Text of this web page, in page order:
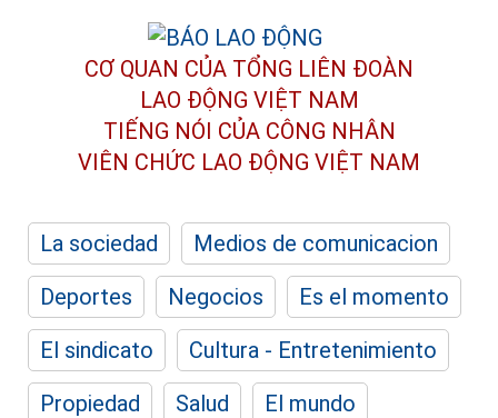
CƠ QUAN CỦA TỔNG LIÊN ĐOÀN
LAO ĐỘNG VIỆT NAM
TIẾNG NÓI CỦA CÔNG NHÂN
VIÊN CHỨC LAO ĐỘNG VIỆT NAM
La sociedad
Medios de comunicacion
Deportes
Negocios
Es el momento
El sindicato
Cultura - Entretenimiento
Propiedad
Salud
El mundo